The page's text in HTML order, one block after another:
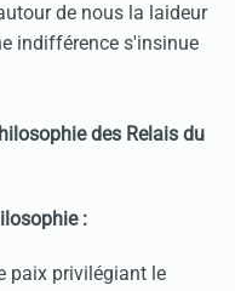
de nous la laideur
indifférence s'insinue
des Relais du
:
paix privilégiant le